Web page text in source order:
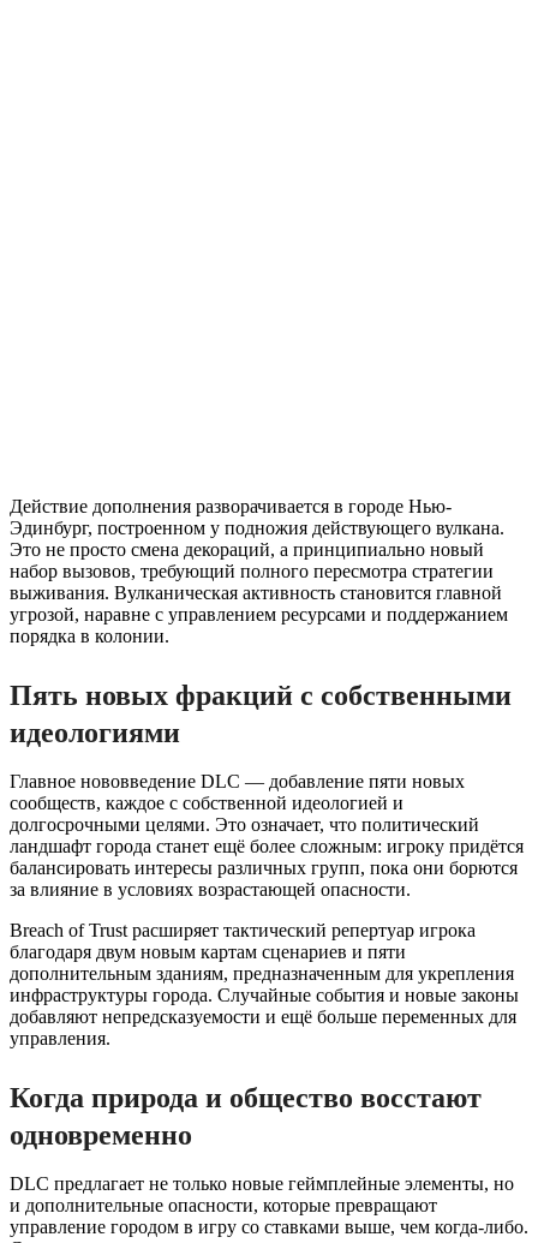
Действие дополнения разворачивается в городе Нью-
Эдинбург, построенном у подножия действующего вулкана.
Это не просто смена декораций, а принципиально новый
набор вызовов, требующий полного пересмотра стратегии
выживания. Вулканическая активность становится главной
угрозой, наравне с управлением ресурсами и поддержанием
порядка в колонии.
Пять новых фракций с собственными
идеологиями
Главное нововведение DLC — добавление пяти новых
сообществ, каждое с собственной идеологией и
долгосрочными целями. Это означает, что политический
ландшафт города станет ещё более сложным: игроку придётся
балансировать интересы различных групп, пока они борются
за влияние в условиях возрастающей опасности.
Breach of Trust расширяет тактический репертуар игрока
благодаря двум новым картам сценариев и пяти
дополнительным зданиям, предназначенным для укрепления
инфраструктуры города. Случайные события и новые законы
добавляют непредсказуемости и ещё больше переменных для
управления.
Когда природа и общество восстают
одновременно
DLC предлагает не только новые геймплейные элементы, но
и дополнительные опасности, которые превращают
управление городом в игру со ставками выше, чем когда-либо.